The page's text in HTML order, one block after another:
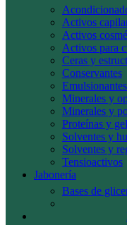
Activos
Activos
Activos para
Ceras y
Conservantes
Minerales y
Minerales y
Proteínas y
Solventes y
Solventes y
Tensioactivos
Jabonería
Bases de